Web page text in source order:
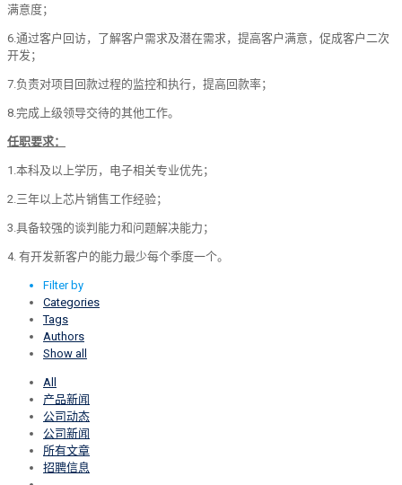
满意度；
6. 通过客户回访，了解客户需求及潜在需求，提高客户满意，促成客户二次
开发；
7. 负责对项目回款过程的监控和执行，提高回款率；
8. 完成上级领导交待的其他工作。
任职要求：
1. 本科及以上学历，电子相关专业优先；
2. 三年以上芯片销售工作经验；
3. 具备较强的谈判能力和问题解决能力；
4. 有开发新客户的能力最少每个季度一个。
Filter by
Categories
Tags
Authors
Show all
All
产品新闻
公司动态
公司新闻
所有文章
招聘信息